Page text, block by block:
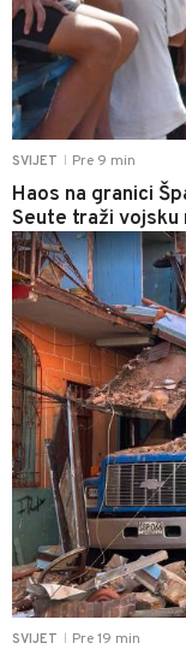
SVIJET Pre 9 min
Haos na granici
Seute traži vojsku
SVIJET Pre 19 min